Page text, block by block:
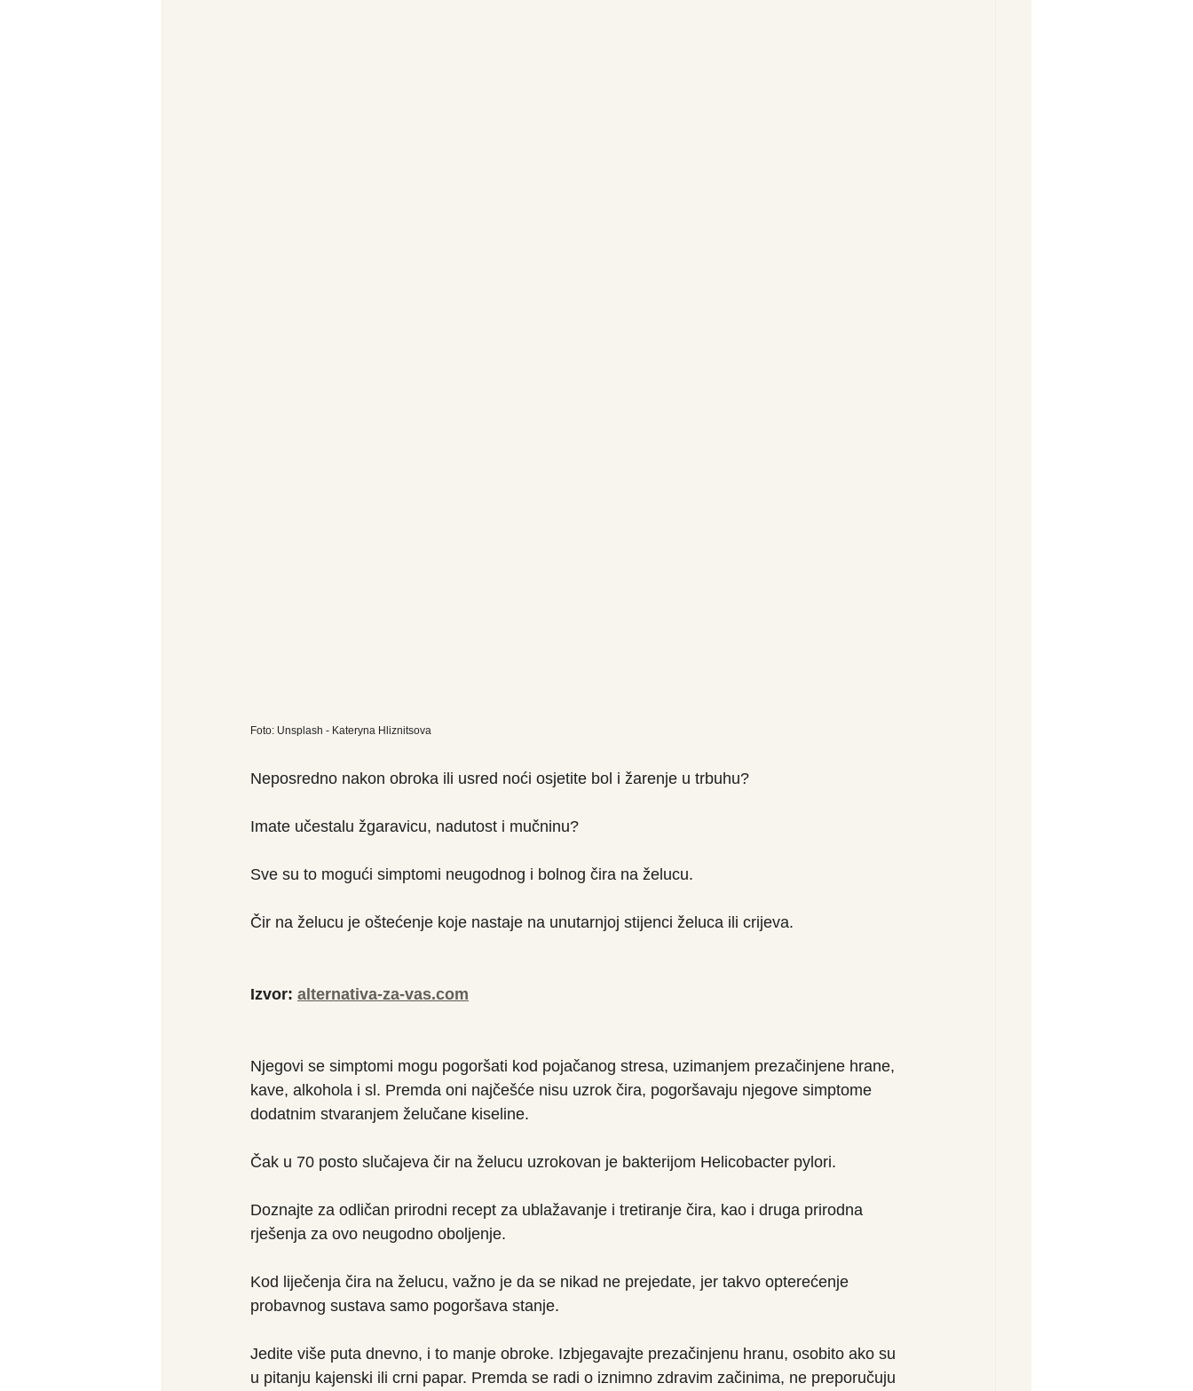
Foto: Unsplash - Kateryna Hliznitsova
Neposredno nakon obroka ili usred noći osjetite bol i žarenje u trbuhu?
Imate učestalu žgaravicu, nadutost i mučninu?
Sve su to mogući simptomi neugodnog i bolnog čira na želucu.
Čir na želucu je oštećenje koje nastaje na unutarnjoj stijenci želuca ili crijeva.
Izvor: alternativa-za-vas.com
Njegovi se simptomi mogu pogoršati kod pojačanog stresa, uzimanjem prezačinjene hrane,
kave, alkohola i sl. Premda oni najčešće nisu uzrok čira, pogoršavaju njegove simptome
dodatnim stvaranjem želučane kiseline.
Čak u 70 posto slučajeva čir na želucu uzrokovan je bakterijom Helicobacter pylori.
Doznajte za odličan prirodni recept za ublažavanje i tretiranje čira, kao i druga prirodna
rješenja za ovo neugodno oboljenje.
Kod liječenja čira na želucu, važno je da se nikad ne prejedate, jer takvo opterećenje
probavnog sustava samo pogoršava stanje.
Jedite više puta dnevno, i to manje obroke. Izbjegavajte prezačinjenu hranu, osobito ako su
u pitanju kajenski ili crni papar. Premda se radi o iznimno zdravim začinima, ne preporučuju